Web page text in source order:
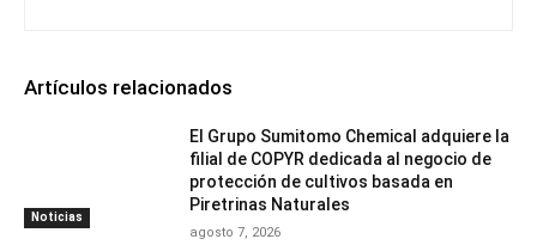
Artículos relacionados
Noticias
El Grupo Sumitomo Chemical adquiere la
filial de COPYR dedicada al negocio de
protección de cultivos basada en
Piretrinas Naturales
agosto 7, 2026